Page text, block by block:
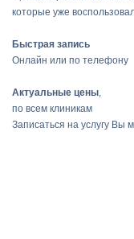
которые уже
Быстрая запись
Онлайн или по телефону
Актуальные цены,
по всем клиникам
Записаться на услугу Вы